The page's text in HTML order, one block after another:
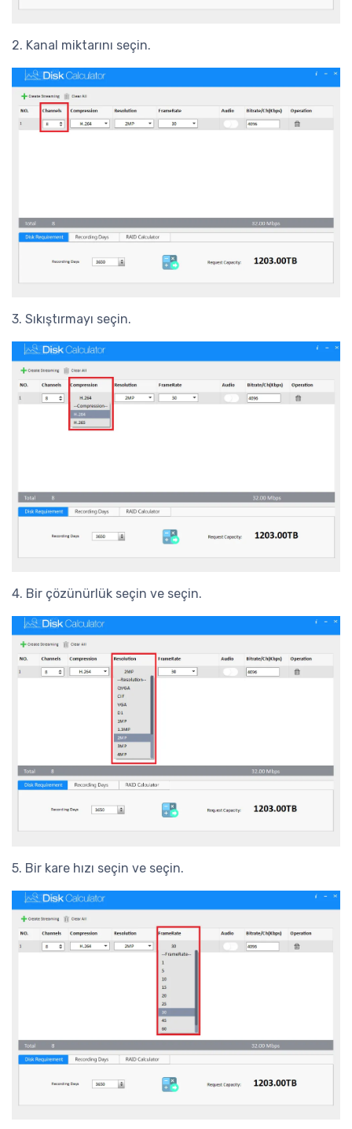
2. Kanal miktarını seçin.
3. Sıkıştırmayı seçin.
4. Bir çözünürlük seçin ve seçin.
5. Bir kare hızı seçin ve seçin.